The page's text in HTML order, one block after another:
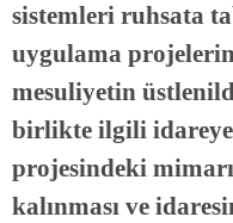
sistemleri ruhsata
uygulama
mesuliyetin
birlikte ilgili idareye
projesindeki
kalınması ve